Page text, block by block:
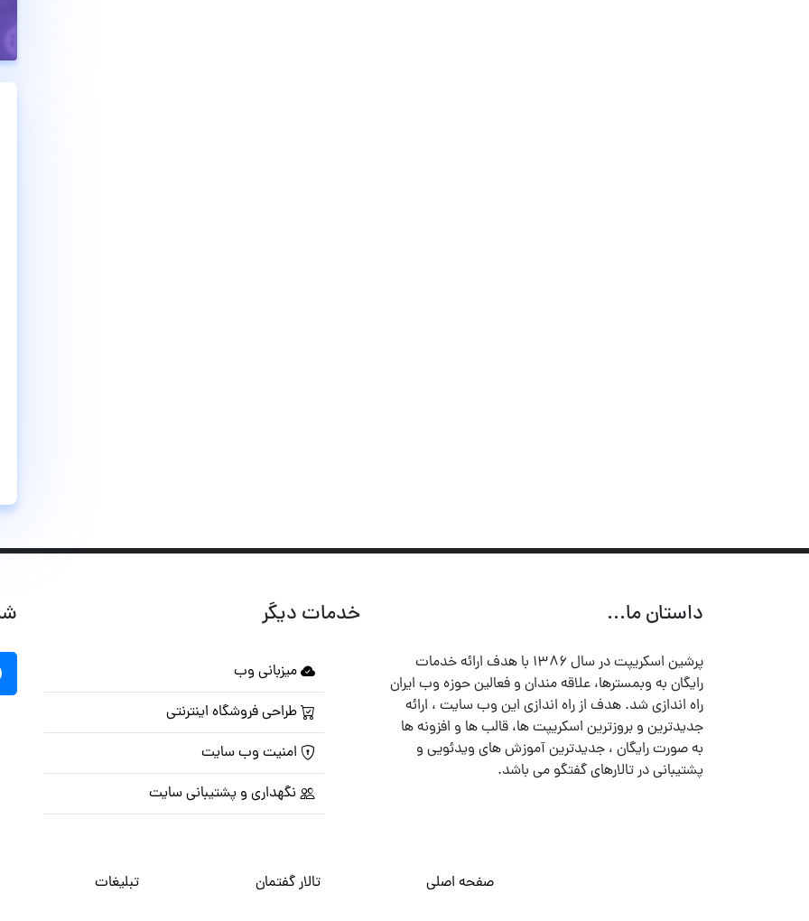
داستان ما...
پرشین اسکریپت در سال ۱۳۸۶ با هدف ارائه خدمات
رایگان به وبمسترها، علاقه مندان و فعالین حوزه وب ایران
راه اندازی شد. هدف از راه اندازی این وب سایت ، ارائه
جدیدترین و بروزترین اسکریپت ها، قالب ها و افزونه ها
به صورت رایگان ، جدیدترین آموزش های ویدئویی و
پشتیبانی در تالارهای گفتگو می باشد.
خدمات دیگر
میزبانی وب
طراحی فروشگاه اینترنتی
امنیت وب سایت
نگهداری و پشتیبانی سایت
صفحه اصلی تالار گفتمان تبلیغات